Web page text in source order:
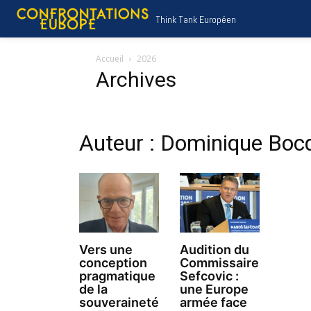
Think Tank Européen
Accueil 2026
Archives
Auteur : Dominique
Vers une
conception
pragmatique
de la
souveraineté
Audition du
Commissaire
Sefcovic :
une Europe
armée face